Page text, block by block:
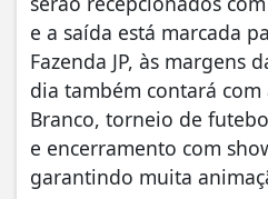
e a saída está marcada
Fazenda JP, às margens
dia também contará com
Branco, torneio de
e encerramento com
garantindo muita